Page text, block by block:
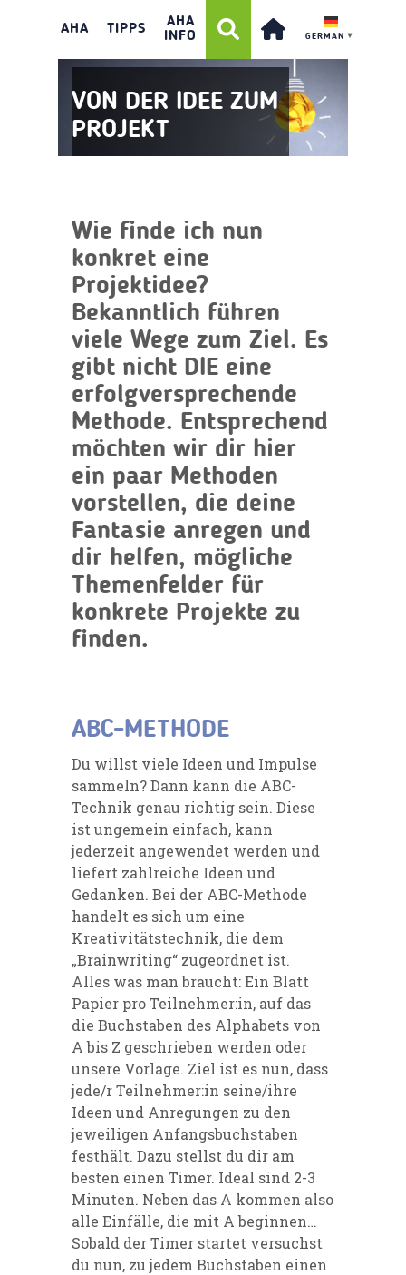
AHA TIPPS
AHA
INFO
GERMAN ▼
VON DER IDEE ZUM
PROJEKT
Wie finde ich nun
konkret eine
Projektidee?
Bekanntlich führen
viele Wege zum Ziel. Es
gibt nicht DIE eine
erfolgversprechende
Methode. Entsprechend
möchten wir dir hier
ein paar Methoden
vorstellen, die deine
Fantasie anregen und
dir helfen, mögliche
Themenfelder für
konkrete Projekte zu
finden.
ABC-METHODE
Du willst viele Ideen und Impulse
sammeln? Dann kann die ABC-
Technik genau richtig sein. Diese
ist ungemein einfach, kann
jederzeit angewendet werden und
liefert zahlreiche Ideen und
Gedanken. Bei der ABC-Methode
handelt es sich um eine
Kreativitätstechnik, die dem
„Brainwriting“ zugeordnet ist.
Alles was man braucht: Ein Blatt
Papier pro Teilnehmer:in, auf das
die Buchstaben des Alphabets von
A bis Z geschrieben werden oder
unsere Vorlage. Ziel ist es nun, dass
jede/r Teilnehmer:in seine/ihre
Ideen und Anregungen zu den
jeweiligen Anfangsbuchstaben
festhält. Dazu stellst du dir am
besten einen Timer. Ideal sind 2-3
Minuten. Neben das A kommen also
alle Einfälle, die mit A beginnen…
Sobald der Timer startet versuchst
du nun, zu jedem Buchstaben einen